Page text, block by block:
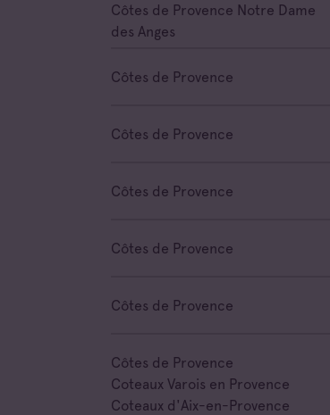
Côtes de Provence Notre Dame
des Anges
Côtes de Provence
Côtes de Provence
Côtes de Provence
Côtes de Provence
Côtes de Provence
Côtes de Provence
Coteaux Varois en Provence
Coteaux d'Aix-en-Provence